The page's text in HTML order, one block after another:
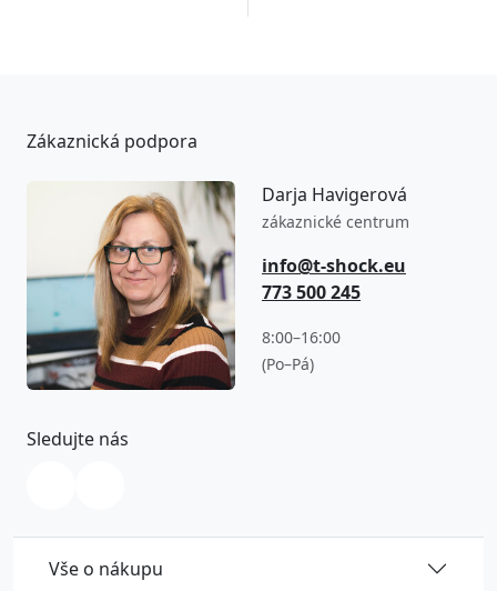
Vše o nákupu
Zákaznická podpora
Darja Havigerová
zákaznické centrum
info@t-shock.eu
773 500 245
8:00–16:00
(Po–Pá)
Sledujte nás